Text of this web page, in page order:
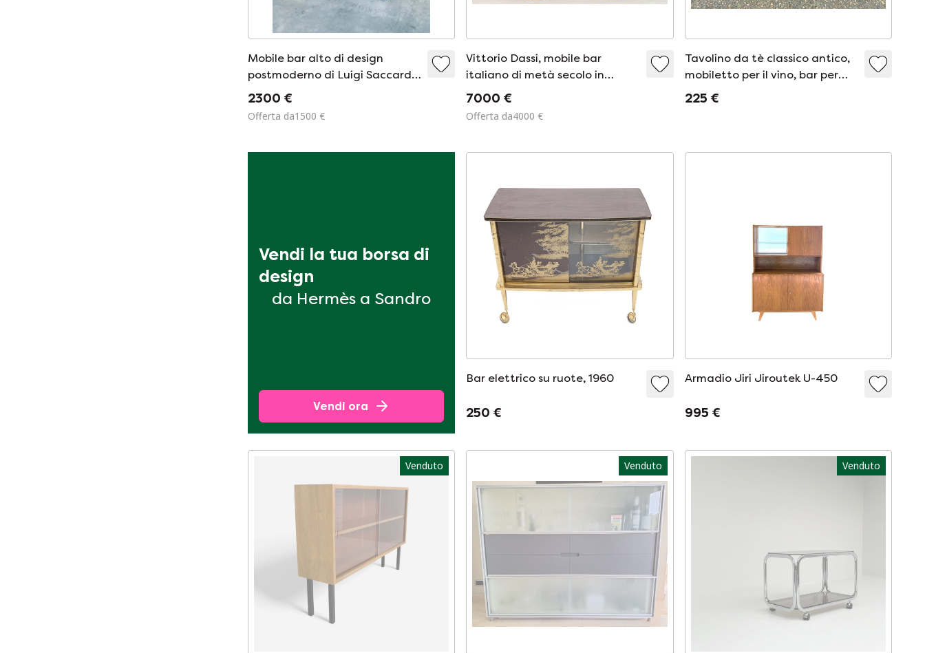
Mobile bar alto di design
postmoderno di Luigi Saccardo
per Gasparello, Italia, anni '80
2300 €
Offerta da1500 €
Vittorio Dassi, mobile bar
italiano di metà secolo in
mogano, anni '50
7000 €
Offerta da4000 €
Tavolino da tè classico antico,
mobiletto per il vino, bar per
whisky con 3 ante, dimensioni
225 €
Vendi la tua borsa di
design
da Hermès a Sandro
Vendi ora
Bar elettrico su ruote, 1960
250 €
Armadio Jiri Jiroutek U-450
995 €
Venduto Venduto Venduto